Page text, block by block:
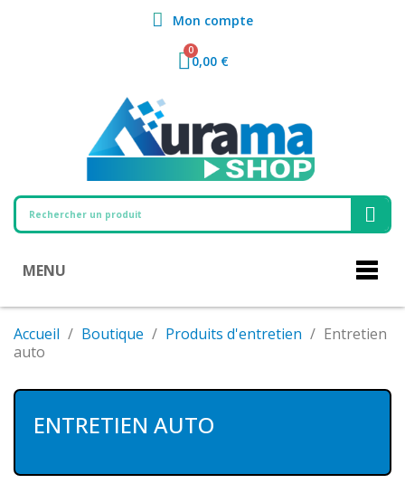
Mon compte
0,00 €
MENU
Accueil Boutique Produits d'entretien
Entretien
auto
ENTRETIEN AUTO